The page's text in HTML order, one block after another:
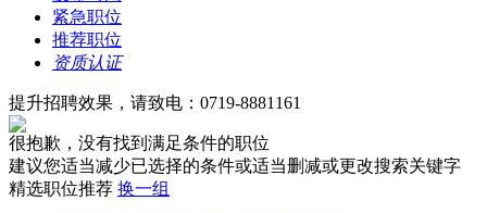
紧急职位
推荐职位
资质认证
提升招聘效果，请致电：0719-8881161
很抱歉，没有找到满足条件的职位
建议您适当减少已选择的条件或适当删减或更改搜索关键字
精选职位推荐 换一组